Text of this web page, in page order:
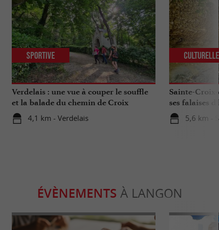
Verdelais : une vue à couper le souffle
et la balade du chemin de Croix
4,1 km - Verdelais
Sportive
Sainte-
ses falaises
5,6 km -
Culturelle
ÉVÈNEMENTS À LANGON